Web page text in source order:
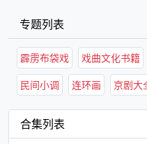
专题列表
霹雳布袋戏 戏曲文化书籍
民间小调 连环画 京剧大
合集列表